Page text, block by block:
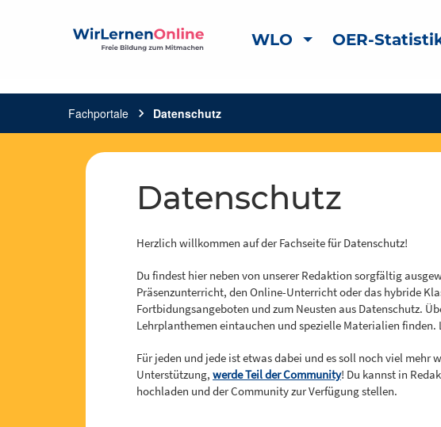
WLO OER-
Fachportale chevron_right Datenschutz
Datenschutz
Herzlich willkommen auf der Fachseite für Datenschutz!
Du findest hier neben von unserer Redaktion sorgfältig
Präsenzunterricht, den Online-Unterricht oder das hybride
Fortbidungsangeboten und zum Neusten aus Datenschutz.
Lehrplanthemen eintauchen und spezielle Materialien finden.
Für jeden und jede ist etwas dabei und es soll noch viel mehr
Unterstützung, werde Teil der Community! Du kannst in
hochladen und der Community zur Verfügung stellen.